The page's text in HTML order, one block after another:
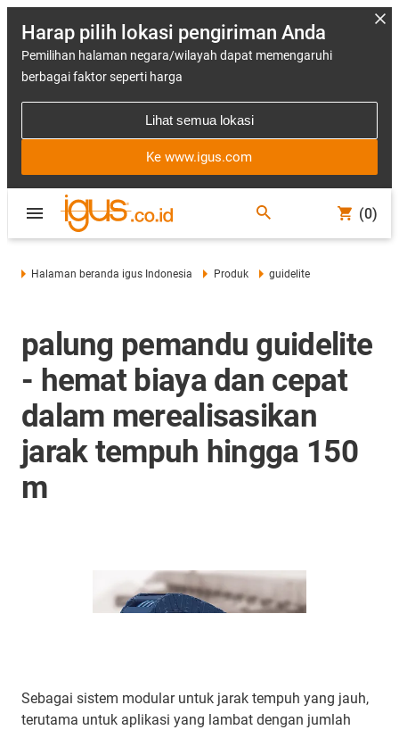
Harap pilih lokasi pengiriman Anda
Pemilihan halaman negara/wilayah dapat memengaruhi
berbagai faktor seperti harga
Lihat semua lokasi
Ke www.igus.com
(0)
Halaman beranda igus Indonesia Produk guidelite
palung pemandu guidelite
- hemat biaya dan cepat
dalam merealisasikan
jarak tempuh hingga 150
m
Sebagai sistem modular untuk jarak tempuh yang jauh,
terutama untuk aplikasi yang lambat dengan jumlah